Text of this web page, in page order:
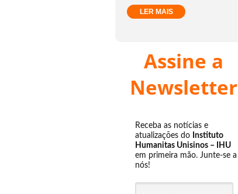
LER MAIS
Assine a
Newsletter
Receba as notícias e
atualizações do Instituto
Humanitas Unisinos – IHU
em primeira mão. Junte-se a
nós!